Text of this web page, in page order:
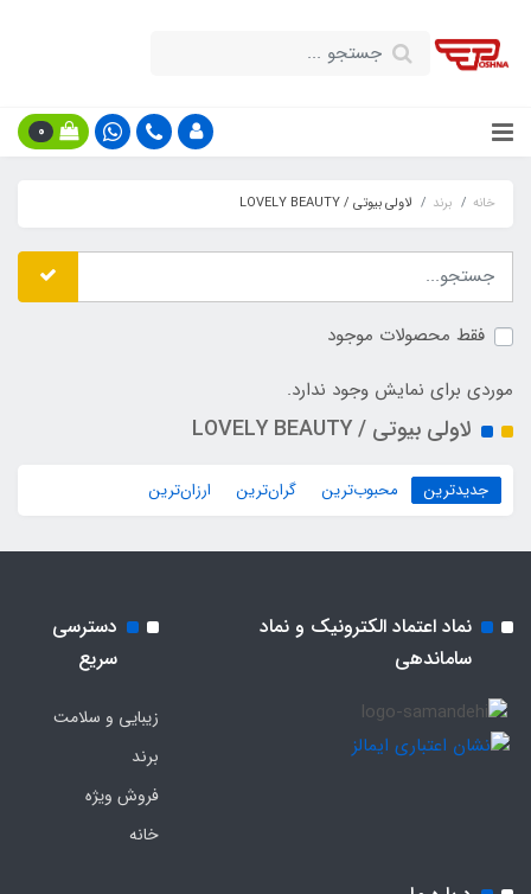
0
خانه برند لاولی بیوتی / LOVELY BEAUTY
فقط محصولات موجود
موردی برای نمایش وجود ندارد.
لاولی بیوتی / LOVELY BEAUTY
جدیدترین محبوب‌ترین گران‌ترین ارزان‌ترین
نماد اعتماد الکترونیک و نماد
ساماندهی
دسترسی
سریع
زیبایی و سلامت
برند
فروش ویژه
خانه